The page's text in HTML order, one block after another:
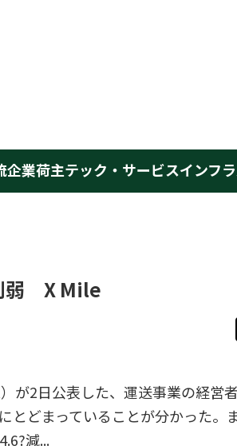
企業荷主テック・サービスインフラ
弱 X Mile
が2日公表した、運送事業の経営
とどまっていることが分かった。
減...